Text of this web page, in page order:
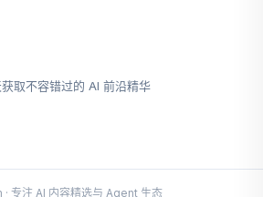
取不容错过的 AI 前沿精华
专注 AI 内容精选与 Agent 生态